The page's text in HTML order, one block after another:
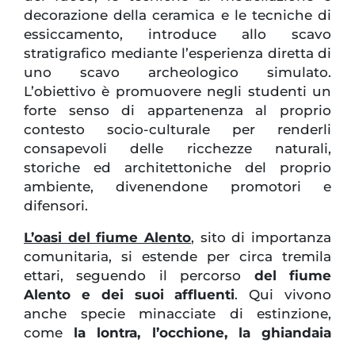
decorazione della ceramica e le tecniche di
essiccamento, introduce allo scavo
stratigrafico mediante l’esperienza diretta di
uno scavo archeologico simulato.
L’obiettivo è promuovere negli studenti un
forte senso di appartenenza al proprio
contesto socio-culturale per renderli
consapevoli delle ricchezze naturali,
storiche ed architettoniche del proprio
ambiente, divenendone promotori e
difensori.
L’oasi del fiume Alento, sito di importanza
comunitaria, si estende per circa tremila
ettari, seguendo il percorso del fiume
Alento e dei suoi affluenti. Qui vivono
anche specie minacciate di estinzione,
come la lontra, l’occhione, la ghiandaia